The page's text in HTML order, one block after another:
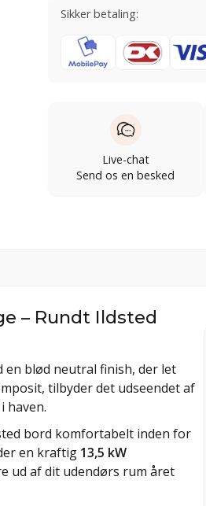
Sikker betaling:
Live-chat
Send os en besked
– Rundt Ildsted
blød neutral finish, der let
tilbyder det udseendet af
haven.
bord komfortabelt inden for
en kraftig 13,5 kW
ud af dit udendørs rum året